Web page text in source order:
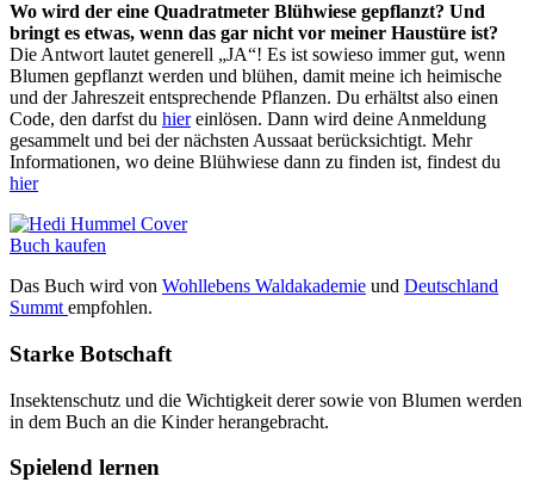
Wo wird der eine Quadratmeter Blühwiese gepflanzt? Und
bringt es etwas, wenn das gar nicht vor meiner Haustüre ist?
Die Antwort lautet generell „JA“! Es ist sowieso immer gut, wenn
Blumen gepflanzt werden und blühen, damit meine ich heimische
und der Jahreszeit entsprechende Pflanzen. Du erhältst also einen
Code, den darfst du hiereinlösen. Dann wird deine Anmeldung
gesammelt und bei der nächsten Aussaat berücksichtigt. Mehr
Informationen, wo deine Blühwiese dann zu finden ist, findest du
hier
Buch kaufen
Das Buch wird von Wohllebens Waldakademie und Deutschland
Summt empfohlen.
Starke Botschaft
Insektenschutz und die Wichtigkeit derer sowie von Blumen werden
in dem Buch an die Kinder herangebracht.
Spielend lernen